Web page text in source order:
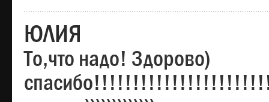
ЮЛИЯ
То,что надо! Здорово)